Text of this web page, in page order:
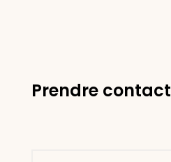
Prendre contact